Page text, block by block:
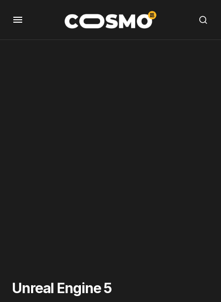
Unreal Engine 5